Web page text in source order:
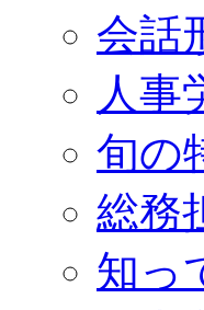
会話
人事
旬の
総務
知っ